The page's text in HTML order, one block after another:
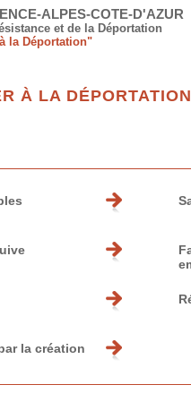
ALPES-COTE-D'AZUR
et de la Déportation
la Déportation"
À LA
la création